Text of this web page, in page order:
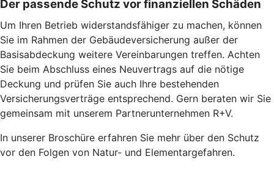
Der passende Schutz vor finanziellen Schäden
Um Ihren Betrieb widerstandsfähiger zu machen, können
Sie im Rahmen der Gebäudeversicherung außer der
Basisabdeckung weitere Vereinbarungen treffen. Achten
Sie beim Abschluss eines Neuvertrags auf die nötige
Deckung und prüfen Sie auch Ihre bestehenden
Versicherungsverträge entsprechend. Gern beraten wir Sie
gemeinsam mit unserem Partnerunternehmen R+V.
In unserer Broschüre erfahren Sie mehr über den Schutz
vor den Folgen von Natur- und Elementargefahren.